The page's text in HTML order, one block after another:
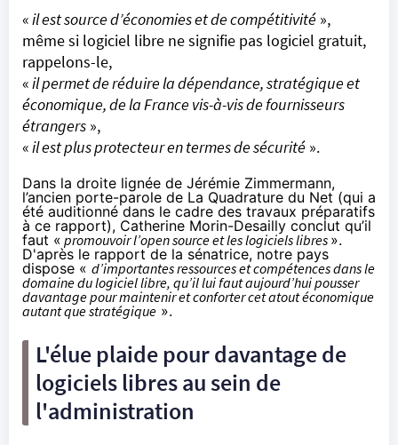
«il est source d’économies et de compétitivité »,
même si logiciel libre ne signifie pas logiciel gratuit,
rappelons-le,
«il permet de réduire la dépendance, stratégique et
économique, de la France vis-à-vis de fournisseurs
étrangers »,
«il est plus protecteur en termes de sécurité ».
Dans la droite lignée de Jérémie Zimmermann,
l’ancien porte-parole de La Quadrature du Net (qui a
été auditionné dans le cadre des travaux préparatifs
à ce rapport), Catherine Morin-Desailly conclut qu’il
faut « promouvoir l’open source et les logiciels libres ».
D'après le rapport de la sénatrice, notre pays
dispose « d’importantes ressources et compétences dans le
domaine du logiciel libre, qu’il lui faut aujourd’hui pousser
davantage pour maintenir et conforter cet atout économique
autant que stratégique ».
L'élue plaide pour davantage de
logiciels libres au sein de
l'administration